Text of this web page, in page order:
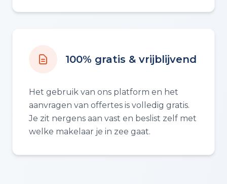
100% gratis & vrijblijvend
Het gebruik van ons platform en het
aanvragen van offertes is volledig gratis.
Je zit nergens aan vast en beslist zelf met
welke makelaar je in zee gaat.